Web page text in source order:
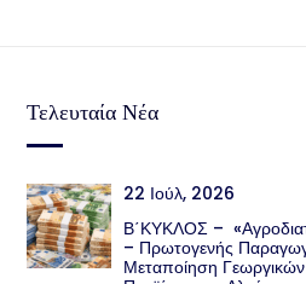
Τελευταία Νέα
22 Ιούλ, 2026
Β΄ΚΥΚΛΟΣ –
– Πρωτογενής
Μεταποίηση Γεωργικών